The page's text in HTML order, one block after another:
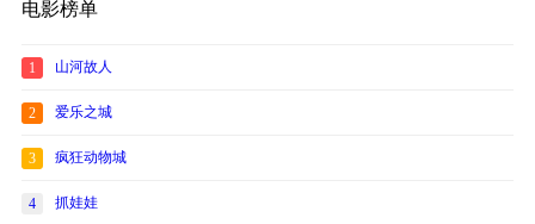
电影榜单
1 山河故人
2 爱乐之城
3 疯狂动物城
4 抓娃娃